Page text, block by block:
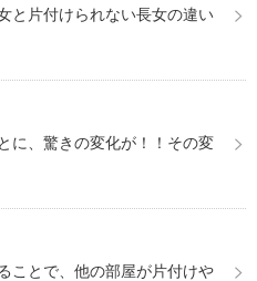
と片付けられない長女の違い
に、驚きの変化が！！その変
ことで、他の部屋が片付けや